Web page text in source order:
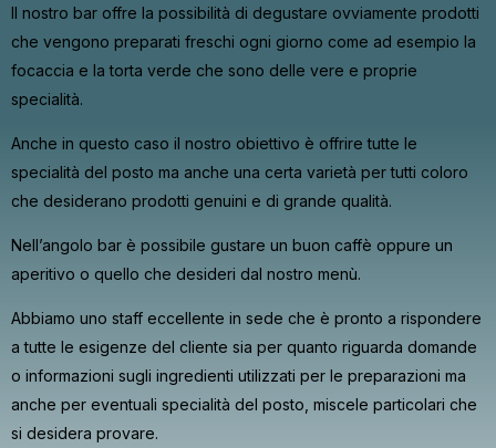
Il nostro bar offre la possibilità di degustare ovviamente prodotti
che vengono preparati freschi ogni giorno come ad esempio la
focaccia e la torta verde che sono delle vere e proprie
specialità.
Anche in questo caso il nostro obiettivo è offrire tutte le
specialità del posto ma anche una certa varietà per tutti coloro
che desiderano prodotti genuini e di grande qualità.
Nell’angolo bar è possibile gustare un buon caffè oppure un
aperitivo o quello che desideri dal nostro menù.
Abbiamo uno staff eccellente in sede che è pronto a rispondere
a tutte le esigenze del cliente sia per quanto riguarda domande
o informazioni sugli ingredienti utilizzati per le preparazioni ma
anche per eventuali specialità del posto, miscele particolari che
si desidera provare.